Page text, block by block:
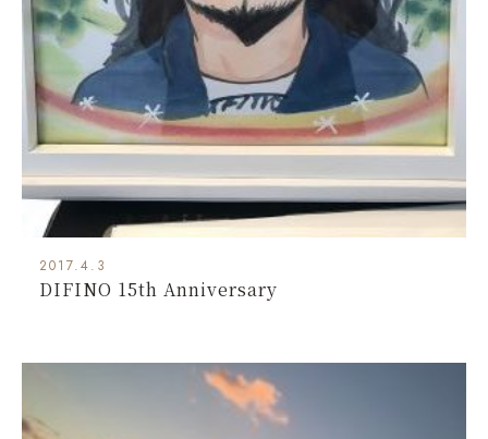
2017.4.3
DIFINO 15th Anniversary